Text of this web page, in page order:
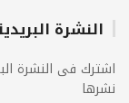
النشرة
اشترك فى النشرة
نشرها